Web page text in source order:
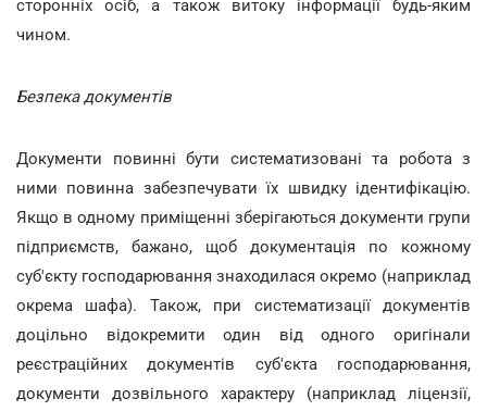
сторонніх осіб, а також витоку інформації будь-яким
чином.
Безпека документів
Документи повинні бути систематизовані та робота з
ними повинна забезпечувати їх швидку ідентифікацію.
Якщо в одному приміщенні зберігаються документи групи
підприємств, бажано, щоб документація по кожному
суб'єкту господарювання знаходилася окремо (наприклад
окрема шафа). Також, при систематизації документів
доцільно відокремити один від одного оригінали
реєстраційних документів суб'єкта господарювання,
документи дозвільного характеру (наприклад ліцензії,